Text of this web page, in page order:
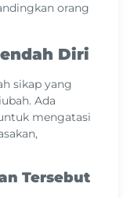
orang
Diri
sikap yang
Ada
mengatasi
Tersebut